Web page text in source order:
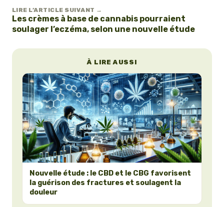
LIRE L’ARTICLE SUIVANT →
Les crèmes à base de cannabis pourraient
soulager l’eczéma, selon une nouvelle étude
À LIRE AUSSI
Nouvelle étude : le CBD et le CBG favorisent
la guérison des fractures et soulagent la
douleur